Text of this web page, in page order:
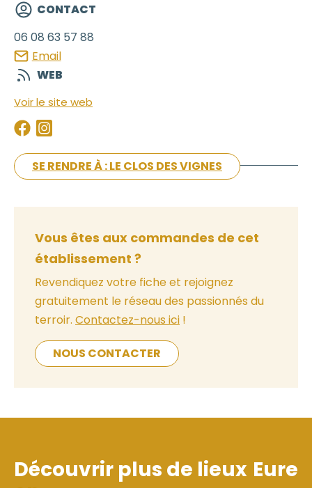
CONTACT
06 08 63 57 88
Email
WEB
Voir le site web
SE RENDRE À : LE CLOS DES VIGNES
Vous êtes aux commandes de cet
établissement ?
Revendiquez votre fiche et rejoignez
gratuitement le réseau des passionnés du
terroir. Contactez-nous ici !
NOUS CONTACTER
Découvrir plus de lieux Eure